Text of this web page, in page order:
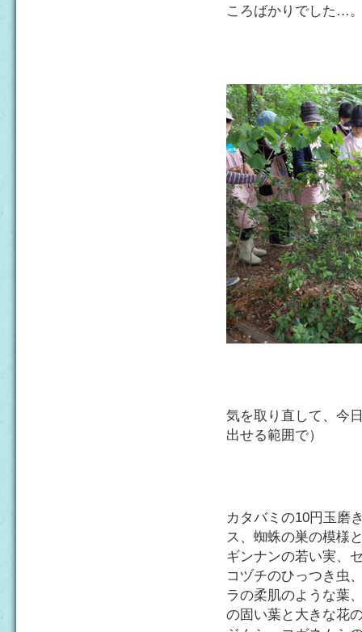
ころばかりでした…
気を取り直して、今
出せる範囲で）
カタバミの10円玉磨
ス、蜘蛛の巣の模様
ギンナンの若い実、
コヅチのひっつき虫
ラの柔肌のような葉
の固い葉と大きな花